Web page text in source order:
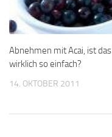
Abnehmen mit Acai, ist das
wirklich so einfach?
14. OKTOBER 2011